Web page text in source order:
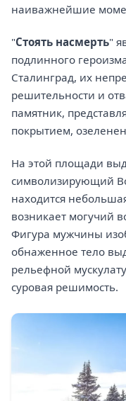
наиважнейшие
"Стоять насмерть"
подлинного
Сталинград, их
решительности и
памятник,
покрытием,
На этой площади
символизирующий
находится
возникает могучий
Фигура мужчины
обнаженное тело
рельефной
суровая решимость.